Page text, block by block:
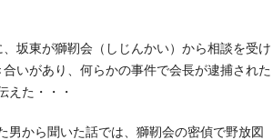
坂東が獅靭会（しじんかい）から相談を受け
いがあり、何らかの事件で会長が逮捕された
えた・・・
から聞いた話では、獅靭会の密偵で野放図